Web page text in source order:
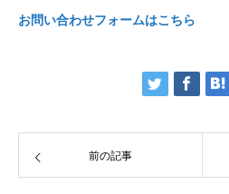
お問い合わせフォームはこちら
前の記事